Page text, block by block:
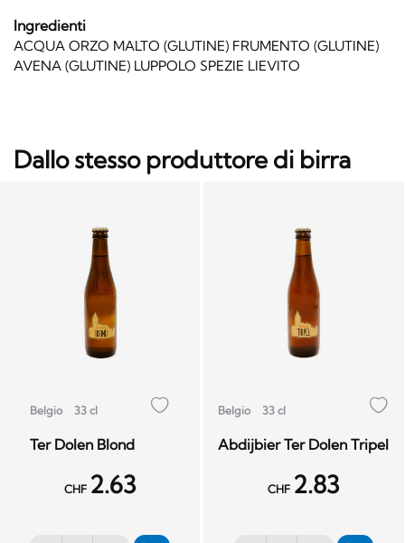
Ingredienti
ACQUA ORZO MALTO (GLUTINE) FRUMENTO (GLUTINE)
AVENA (GLUTINE) LUPPOLO SPEZIE LIEVITO
Dallo stesso produttore di birra
Belgio 33 cl
Ter Dolen Blond
CHF 2.63
Belgio 33 cl
Abdijbier Ter Dolen Tripel
CHF 2.83